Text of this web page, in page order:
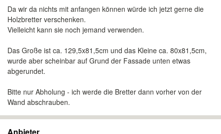
Da wir da nichts mit anfangen können würde ich jetzt gerne die
Holzbretter verschenken.
Vielleicht kann sie noch jemand verwenden.
Das Große ist ca. 129,5x81,5cm und das Kleine ca. 80x81,5cm,
wurde aber scheinbar auf Grund der Fassade unten etwas
abgerundet.
Bitte nur Abholung - ich werde die Bretter dann vorher von der
Wand abschrauben.